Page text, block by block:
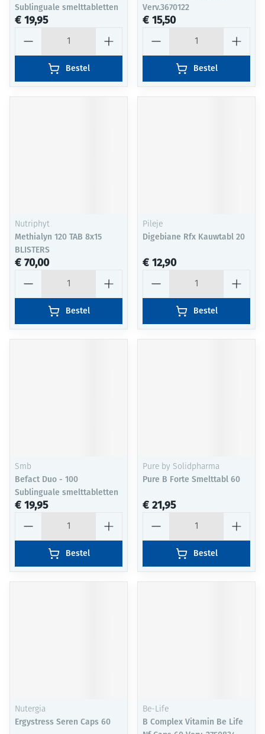
Sublinguale smelttabletten
€ 19,95
Bestel
Verv.3670122
€ 15,50
Bestel
Nutriphyt
Methialyn 120 TAB 8x15
BLISTERS
€ 70,00
Bestel
Pileje
Digebiane Rfx Kauwtabl 20
€ 12,90
Bestel
Smb
Befact Duo - 100
Sublinguale smelttabletten
€ 19,95
Bestel
Pure by Solidpharma
Pure B Forte Smelttabl 60
€ 21,95
Bestel
Nutergia
Ergystress Seren Caps 60
Be-Life
B Complex Vitamin Be Life